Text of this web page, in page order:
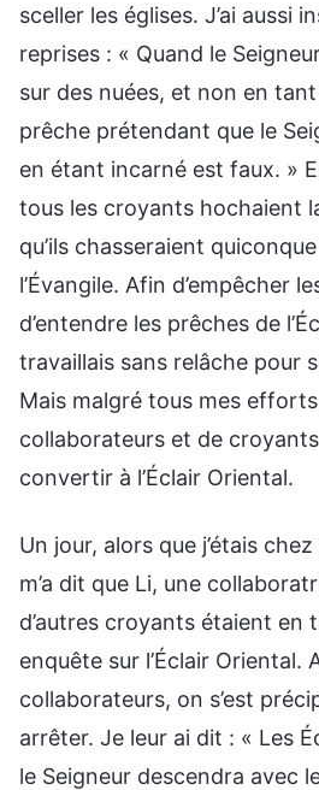
sceller les églises. J’ai aussi
reprises : « Quand le
sur des nuées, et non en
prêche prétendant que le
en étant incarné est faux. »
tous les croyants hochaient
qu’ils chasseraient
l’Évangile. Afin d’empêcher
d’entendre les prêches de
travaillais sans relâche pour
Mais malgré tous mes
collaborateurs et de
convertir à l’Éclair Oriental.
Un jour, alors que j’étais
m’a dit que Li, une
d’autres croyants étaient en
enquête sur l’Éclair Oriental.
collaborateurs, on s’est
arrêter. Je leur ai dit : « Les
le Seigneur descendra avec